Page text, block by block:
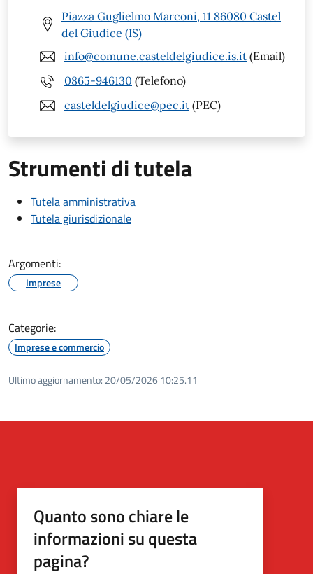
Piazza Guglielmo Marconi, 11 86080 Castel
del Giudice (IS)
info@comune.casteldelgiudice.is.it (Email)
0865-946130 (Telefono)
casteldelgiudice@pec.it (PEC)
Strumenti di tutela
Tutela amministrativa
Tutela giurisdizionale
Argomenti:
Imprese
Categorie:
Imprese e commercio
Ultimo aggiornamento: 20/05/2026 10:25.11
Quanto sono chiare le
informazioni su questa
pagina?